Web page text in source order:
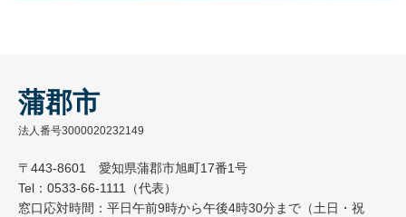
蒲郡市
法人番号3000020232149
〒443-8601 愛知県蒲郡市旭町17番1号
Tel：0533-66-1111（代表）
窓口応対時間：平日午前9時から午後4時30分まで（土日・祝